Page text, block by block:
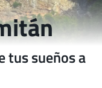
tus sueños a